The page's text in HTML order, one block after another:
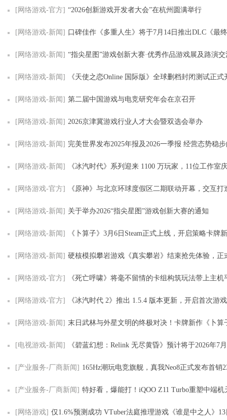
[网络游戏-官方] “2026创新游戏开发者大会”在杭州圆满举行
[网络游戏-新闻] 口碑佳作《多重人生》将于7月14日推出DLC《最
[网络游戏-新闻] “指尖星图”游戏创新大赛·优秀作品游戏展及路演交流
[网络游戏-新闻] 《天使之恋Online 国际版》全球删档封闭测试正式开放 多项游玩奖励
[网络游戏-新闻] 第二届中国游戏与电竞研究年会在京召开
[网络游戏-新闻] 2026京津冀游戏行业人才大会暨双选会举办
[网络游戏-新闻] 完美世界发布2025年报及2026一季报 经营态势稳
[网络游戏-新闻] 《冰汽时代》系列迎来 1100 万玩家，11位工作室庆祝旗下旗
[网络游戏-官方] 《原神》与北京环球度假区二期联动开幕，交互打
[网络游戏-新闻] 关于举办2026“指尖星图”游戏创新大赛的通知
[网络游戏-新闻] 《卜算子》3月6日Steam正式上线，开启策略卡牌
[网络游戏-新闻] 硬核模拟攀岩游戏《真实攀岩》结束抢先体验，正
[网络游戏-官方] 《死亡呼啸》将毫不留情的卡组构筑玩法带上主机
[网络游戏-官方] 《冰汽时代 2》推出 1.5.4 版本更新，开启首次游
[网络游戏-新闻] 末日武林与外星文明的终极对决！卡牌新作《卜算子》3月6日即将开
[电视游戏-新闻] 《碧蓝幻想：Relink 无尽黄昏》预计将于2026年7
[产业服务-厂商新闻] 165Hz潮玩电竞旗舰，真我Neo8正式发布首销
[产业服务-厂商新闻] 特好看，爆能打！iQOO Z11 Turbo重塑中端机天花板，首销优
[网络游戏] 仅1.6%预测成功 VTuber法庭推理游戏《谁是中之人》